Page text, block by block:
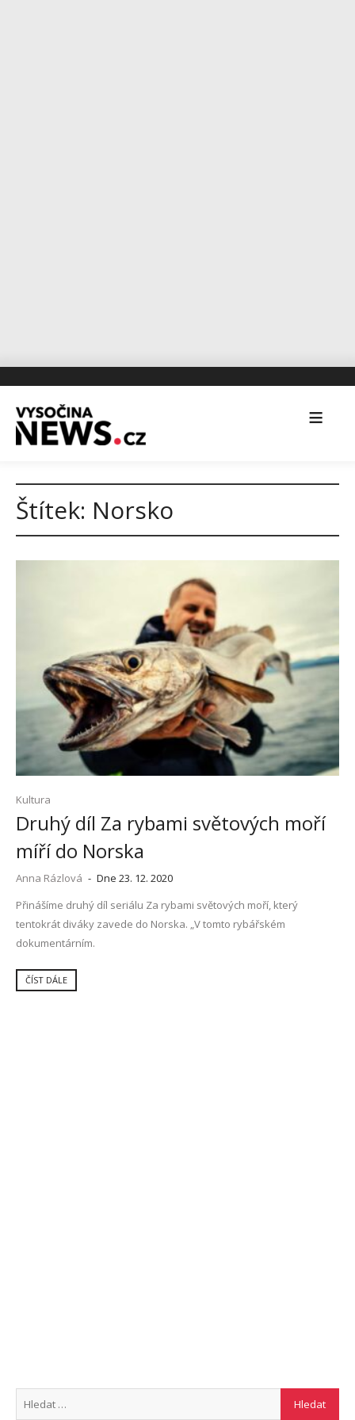
Štítek: Norsko
Kultura
Druhý díl Za rybami světových moří
míří do Norska
Anna Rázlová - Dne 23. 12. 2020
Přinášíme druhý díl seriálu Za rybami světových moří, který
tentokrát diváky zavede do Norska. „V tomto rybářském
dokumentárním.
ČÍST DÁLE